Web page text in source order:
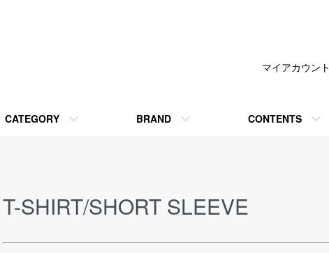
CATEGORY BRAND CONTENTS
マイアカウント
T-SHIRT/SHORT SLEEVE